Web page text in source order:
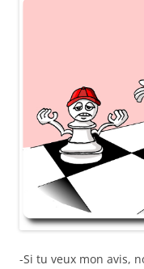
-Si tu veux mon avis,